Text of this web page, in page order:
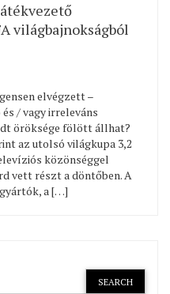
világbajnokságból
elvégzett –
/ vagy irreleváns
öröksége fölött állhat?
az utolsó világkupa 3,2
közönséggel
vett részt a döntőben. A
a […]